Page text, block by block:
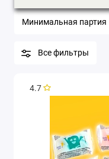
Минимальная партия
Все фильтры
4.7